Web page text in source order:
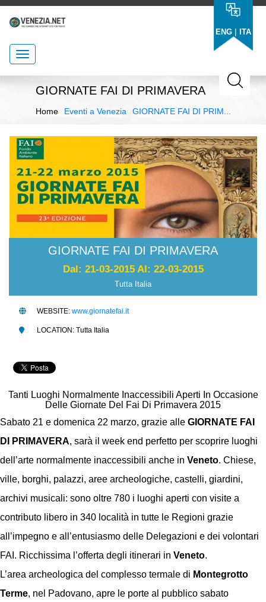
ENG | ITA
GIORNATE FAI DI PRIMAVERA
Home Eventi a Venezia GIORNATE FAI DI PRIM...
GIORNATE FAI DI PRIMAVERA
Dal: 21-03-2015 Al: 22-03-2015
Tutta Italia
WEBSITE: www.giornatefai.it
LOCATION: Tutta Italia
Tanti Luoghi Normalmente Inaccessibili Aperti In Occasione
Delle Giornate Del Fai Di Primavera 2015
Sabato 21 e domenica 22 marzo, grazie alle GIORNATE FAI
DI PRIMAVERA, sarà il week end perfetto per scoprire luoghi
dell’arte normalmente inaccessibili anche in Veneto. Chiese,
ville, borghi, palazzi, aree archeologiche, castelli, giardini,
archivi musicali: sono oltre 780 i luoghi aperti con visite a
contributo libero in 340 località in tutte le Regioni grazie
all’impegno e all’entusiasmo delle Delegazioni e dei volontari
FAI. Ricchissima l’offerta degli itinerari in Veneto.
L’area archeologica del complesso termale di Montegrotto
Terme, nel Padovano, apre le porte al pubblico sabato